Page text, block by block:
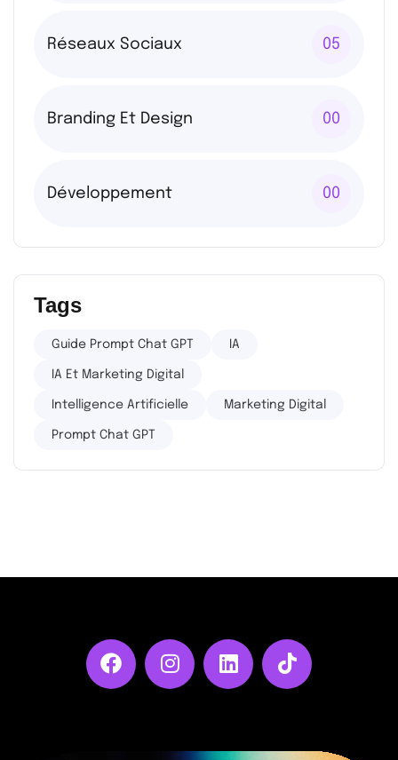
Réseaux Sociaux 05
Branding Et Design 00
Développement 00
Tags
Guide Prompt Chat GPT IA
IA Et Marketing Digital
Intelligence Artificielle Marketing Digital
Prompt Chat GPT